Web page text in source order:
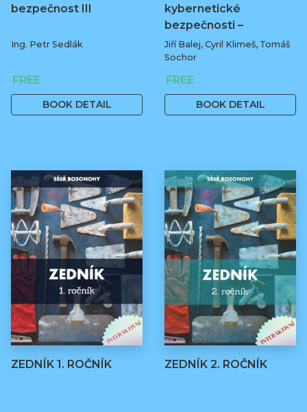
bezpečnost III
Ing. Petr Sedlák
FREE
BOOK DETAIL
kybernetické
bezpečnosti –
průvodce…
Jiří Balej, Cyril Klimeš, Tomáš
Sochor
FREE
BOOK DETAIL
ZEDNÍK 1. ROČNÍK ZEDNÍK 2. ROČNÍK